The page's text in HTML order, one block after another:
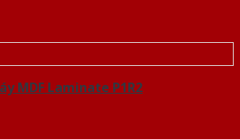
MDF Laminate P1R2